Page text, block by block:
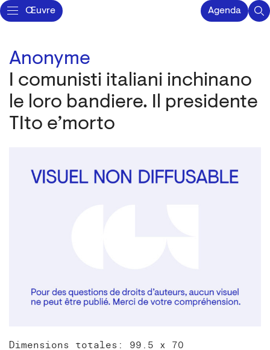
Œuvre Agenda
Anonyme
I comunisti italiani inchinano
le loro bandiere. Il presidente
TIto e’morto
Dimensions totales: 99.5 x 70